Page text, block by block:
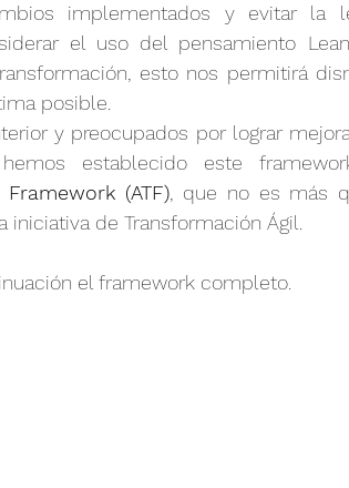
implementados y evitar la
el uso del pensamiento
esto nos permitirá
posible.
y preocupados por lograr
establecido este
(ATF) , que no es más
iniciativa de Transformación Ágil.
el framework completo.